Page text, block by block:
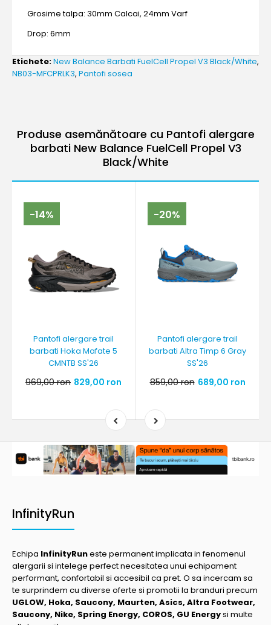
Grosime talpa: 30mm Calcai, 24mm Varf
Drop: 6mm
Etichete:New Balance Barbati FuelCell Propel V3 Black/White,
NB03-MFCPRLK3, Pantofi sosea
Produse asemănătoare cu Pantofi alergare
barbati New Balance FuelCell Propel V3
Black/White
-14%
Pantofi alergare trail
barbati Hoka Mafate 5
CMNTB SS'26
969,00 ron 829,00 ron
-20%
Pantofi alergare trail
barbati Altra Timp 6 Gray
SS'26
859,00 ron 689,00 ron
InfinityRun
Echipa InfinityRuneste permanent implicata in fenomenul
alergarii si intelege perfect necesitatea unui echipament
performant, confortabil si accesibil ca pret. O sa incercam sa
te surprindem cu diverse oferte si promotii la branduri precum
UGLOW, Hoka, Saucony, Maurten, Asics, Altra Footwear,
Saucony, Nike, Spring Energy, COROS, GU Energysi multe